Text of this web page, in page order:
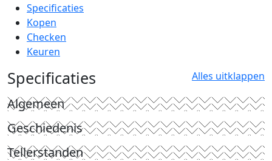
Specificaties
Kopen
Checken
Keuren
Specificaties Alles uitklappen
Algemeen
Geschiedenis
Tellerstanden